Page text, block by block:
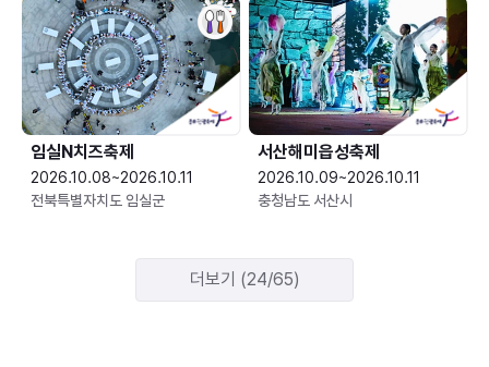
임실N치즈축제
2026.10.08~2026.10.11
전북특별자치도 임실군
서산해미읍성축제
2026.10.09~2026.10.11
충청남도 서산시
더보기 (24/65)